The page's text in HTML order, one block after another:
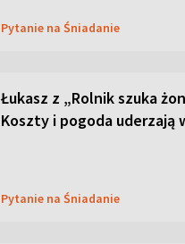
Pytanie na Śniadanie
Łukasz z „Rolnik szuka
Koszty i pogoda uderzają
Pytanie na Śniadanie